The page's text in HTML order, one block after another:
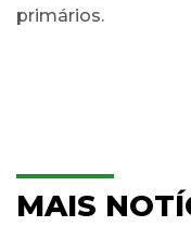
primários.
MAIS